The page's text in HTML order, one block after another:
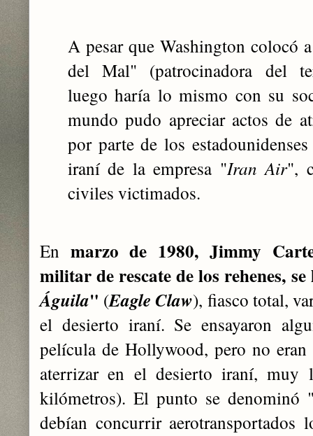
A pesar que Washington colocó
del Mal" (patrocinadora del
luego haría lo mismo con su
mundo pudo apreciar actos de
por parte de los
iraní de la empresa "Iran Air",
civiles victimados.
En marzo de 1980, Jimmy
militar de rescate de los rehenes,
Águila" (Eagle Claw), fiasco total,
el desierto iraní. Se ensayaron
película de Hollywood, pero no
aterrizar en el desierto iraní, muy
kilómetros). El punto se denominó
debían concurrir aerotransportados